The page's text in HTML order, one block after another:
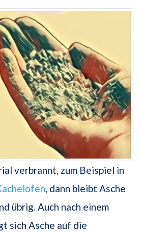
verbrannt, zum Beispiel in
, dann bleibt Asche
übrig. Auch nach einem
sich Asche auf die